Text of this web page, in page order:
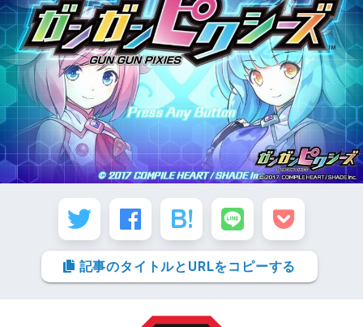
記事のタイトルとURLをコピーする